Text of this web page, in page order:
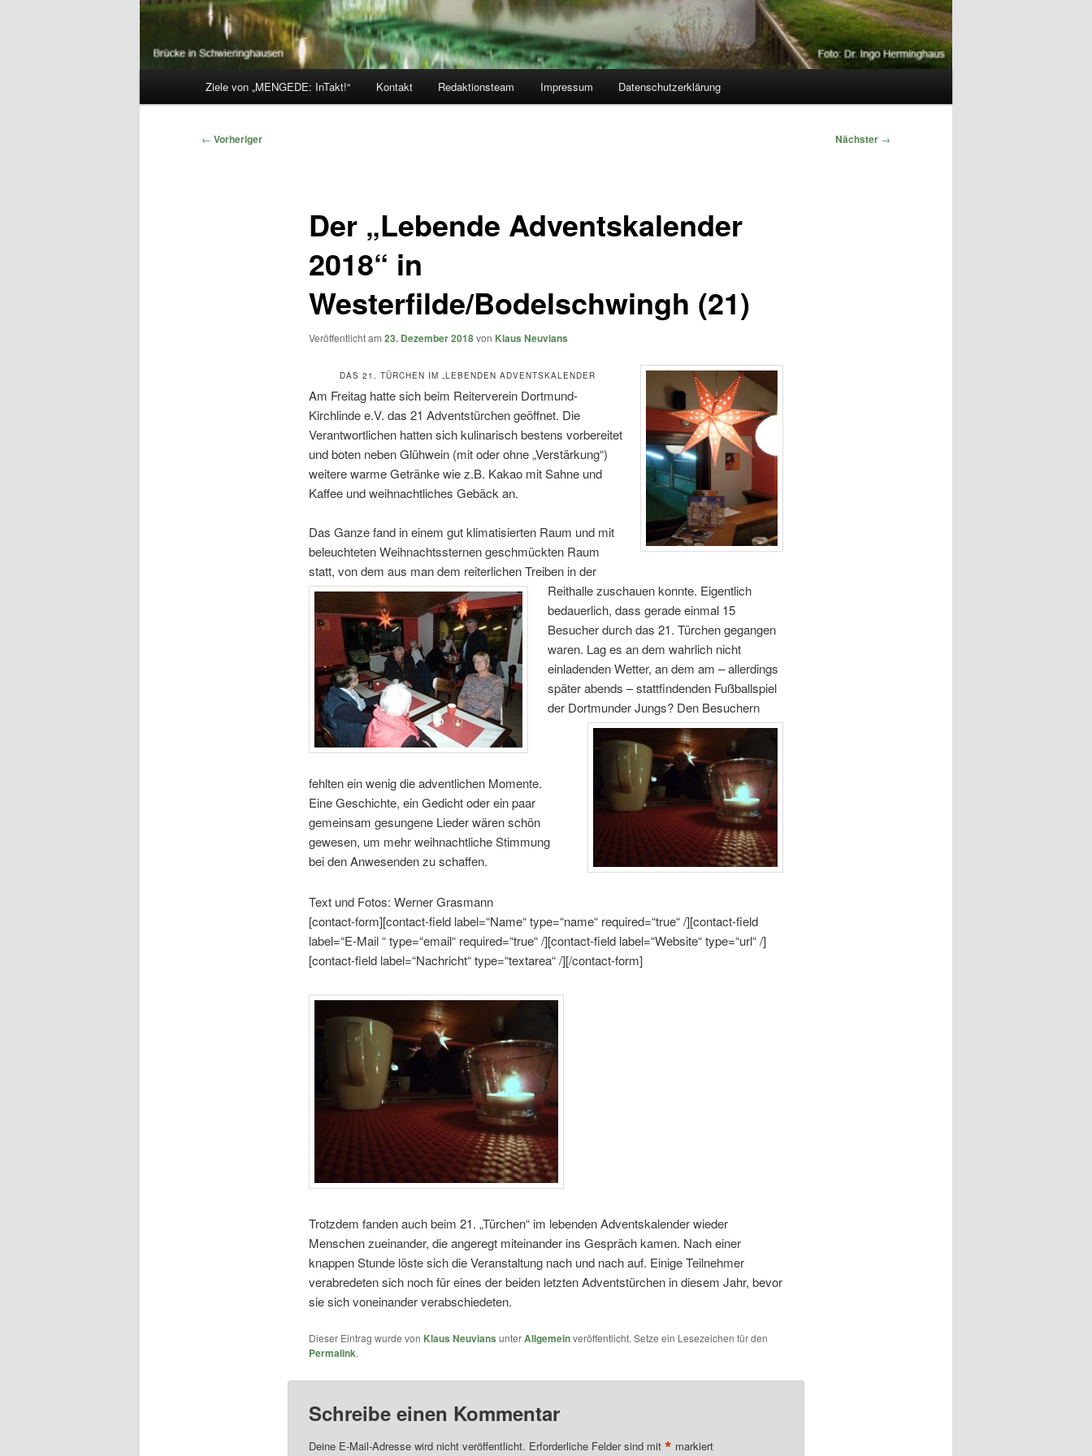
Ziele von „MENGEDE: InTakt!“ Kontakt Redaktionsteam Impressum Datenschutzerklärung
Beitragsnavigation
← Vorheriger Nächster →
Der „Lebende Adventskalender
2018“ in
Westerfilde/Bodelschwingh (21)
Veröffentlicht am 23. Dezember 2018von Klaus Neuvians
DAS 21. TÜRCHEN IM „LEBENDEN ADVENTSKALENDER
Am Freitag hatte sich beim Reiterverein Dortmund-
Kirchlinde e.V. das 21 Adventstürchen geöffnet. Die
Verantwortlichen hatten sich kulinarisch bestens vorbereitet
und boten neben Glühwein (mit oder ohne „Verstärkung“)
weitere warme Getränke wie z.B. Kakao mit Sahne und
Kaffee und weihnachtliches Gebäck an.
Das Ganze fand in einem gut klimatisierten Raum und mit
beleuchteten Weihnachtssternen geschmückten Raum
statt, von dem aus man dem reiterlichen Treiben in der
Reithalle zuschauen konnte. Eigentlich
bedauerlich, dass gerade einmal 15
Besucher durch das 21. Türchen gegangen
waren. Lag es an dem wahrlich nicht
einladenden Wetter, an dem am – allerdings
später abends – stattfindenden Fußballspiel
der Dortmunder Jungs? Den Besuchern
fehlten ein wenig die adventlichen Momente.
Eine Geschichte, ein Gedicht oder ein paar
gemeinsam gesungene Lieder wären schön
gewesen, um mehr weihnachtliche Stimmung
bei den Anwesenden zu schaffen.
Text und Fotos: Werner Grasmann
[contact-form][contact-field label=“Name“ type=“name“ required=“true“ /][contact-field
label=“E-Mail “ type=“email“ required=“true“ /][contact-field label=“Website“ type=“url“ /]
[contact-field label=“Nachricht“ type=“textarea“ /][/contact-form]
Trotzdem fanden auch beim 21. „Türchen“ im lebenden Adventskalender wieder
Menschen zueinander, die angeregt miteinander ins Gespräch kamen. Nach einer
knappen Stunde löste sich die Veranstaltung nach und nach auf. Einige Teilnehmer
verabredeten sich noch für eines der beiden letzten Adventstürchen in diesem Jahr, bevor
sie sich voneinander verabschiedeten.
Dieser Eintrag wurde von Klaus Neuvians unterAllgemeinveröffentlicht. Setze ein Lesezeichen für den
Permalink.
Schreibe einen Kommentar
Deine E-Mail-Adresse wird nicht veröffentlicht. Erforderliche Felder sind mit * markiert